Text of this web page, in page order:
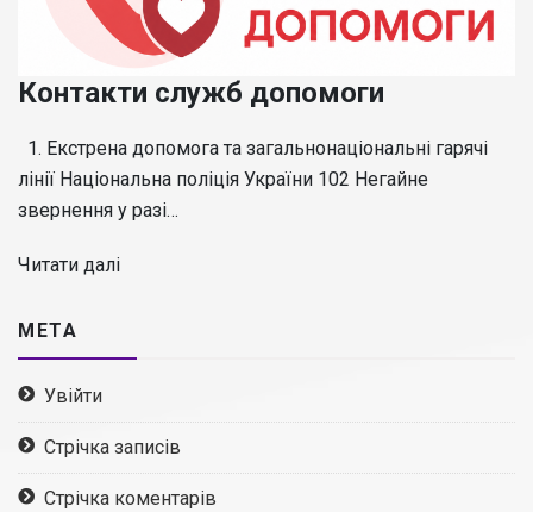
Контакти служб допомоги
1. Екстрена допомога та загальнонаціональні гарячі
лінії Національна поліція України 102 Негайне
звернення у разі…
Читати далі
МЕТА
Увійти
Стрічка записів
Стрічка коментарів